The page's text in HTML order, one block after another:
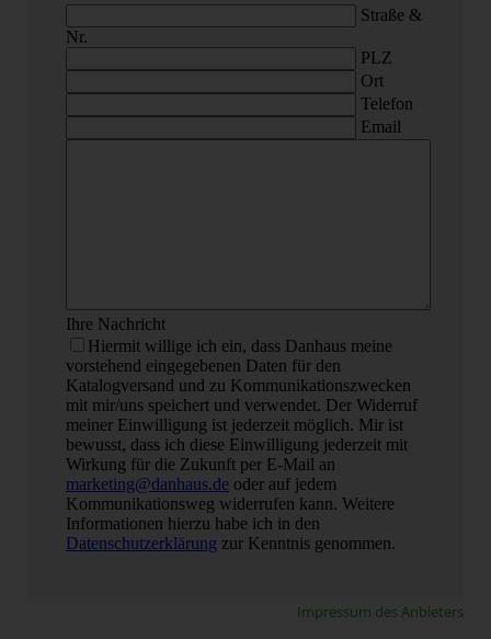
Impressum des Anbieters